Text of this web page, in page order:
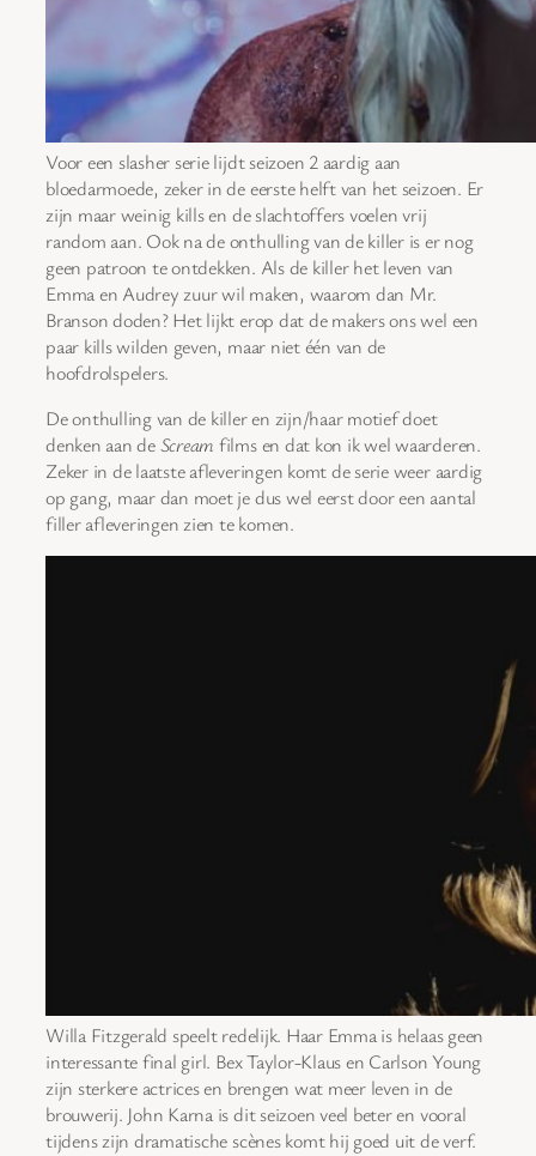
Voor een slasher serie lijdt seizoen 2 aardig aan
bloedarmoede, zeker in de eerste helft van het seizoen. Er
zijn maar weinig kills en de slachtoffers voelen vrij
random aan. Ook na de onthulling van de killer is er nog
geen patroon te ontdekken. Als de killer het leven van
Emma en Audrey zuur wil maken, waarom dan Mr.
Branson doden? Het lijkt erop dat de makers ons wel een
paar kills wilden geven, maar niet één van de
hoofdrolspelers.
De onthulling van de killer en zijn/haar motief doet
denken aan deScream films en dat kon ik wel waarderen.
Zeker in de laatste afleveringen komt de serie weer aardig
op gang, maar dan moet je dus wel eerst door een aantal
filler afleveringen zien te komen.
Willa Fitzgerald speelt redelijk. Haar Emma is helaas geen
interessante final girl. Bex Taylor-Klaus en Carlson Young
zijn sterkere actrices en brengen wat meer leven in de
brouwerij. John Karna is dit seizoen veel beter en vooral
tijdens zijn dramatische scènes komt hij goed uit de verf.